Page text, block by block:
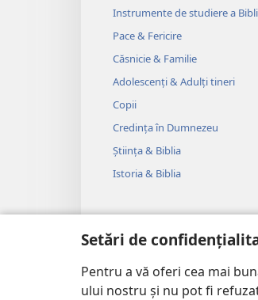
Setări de
Pentru a vă oferi cea mai
ului nostru și nu pot fi
Instrumente de studiere a
Pace & Fericire
Căsnicie & Familie
Adolescenți & Adulți tineri
Copii
Credința în Dumnezeu
Știința & Biblia
Istoria & Biblia